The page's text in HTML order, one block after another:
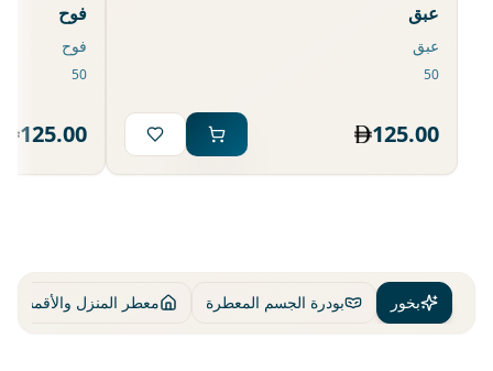
عبق
عبق
125.00
فوح
فوح
125.00
بخور بودرة الجسم المعطرة معطر المنزل والأقمشة